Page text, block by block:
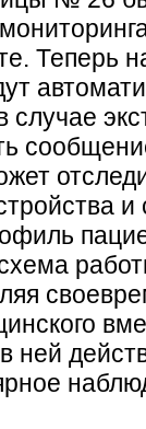
Теперь
случае
ней